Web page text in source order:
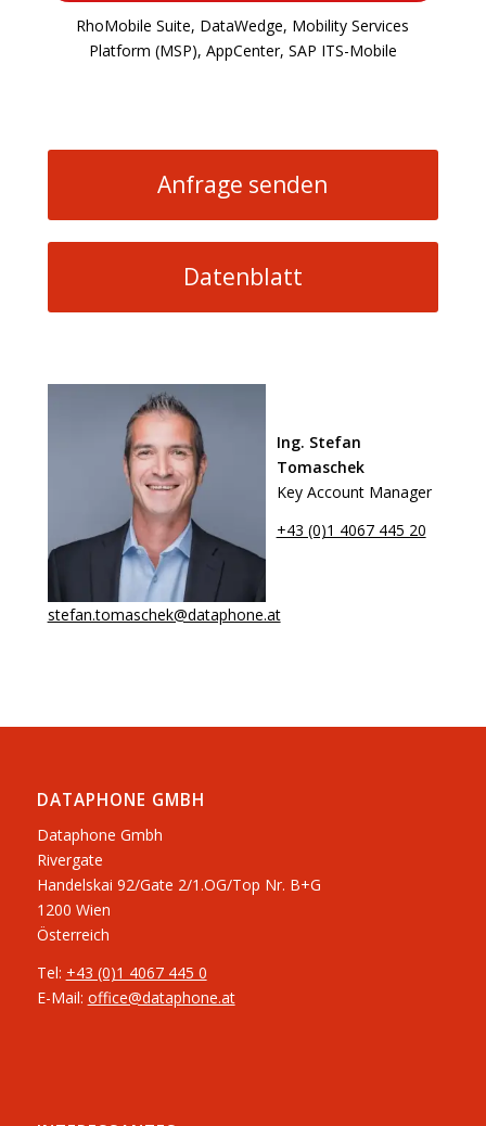
RhoMobile Suite, DataWedge, Mobility Services
Platform (MSP), AppCenter, SAP ITS-Mobile
Anfrage senden
Datenblatt
Ing. Stefan
Tomaschek
Key Account Manager
+43 (0)1 4067 445 20
stefan.tomaschek@dataphone.at
DATAPHONE GMBH
Dataphone Gmbh
Rivergate
​Handelskai 92/Gate 2/1.OG/Top Nr. B+G
1200 Wien
Österreich
Tel: +43 (0)1 4067 445 0
E-Mail: office@dataphone.at